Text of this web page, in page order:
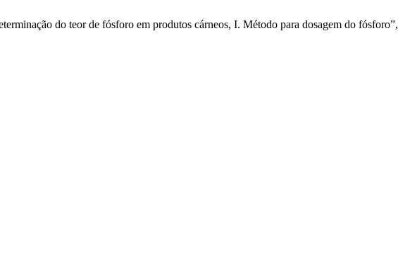
do teor de fósforo em produtos cárneos, I. Método para dosagem do fósforo”,